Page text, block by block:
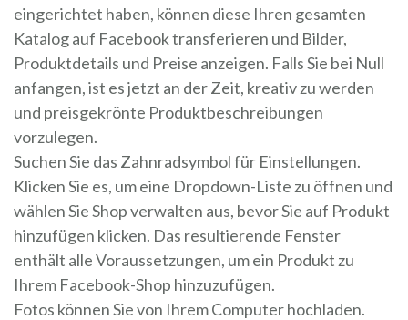
eingerichtet haben, können diese Ihren gesamten
Katalog auf Facebook transferieren und Bilder,
Produktdetails und Preise anzeigen. Falls Sie bei Null
anfangen, ist es jetzt an der Zeit, kreativ zu werden
und preisgekrönte Produktbeschreibungen
vorzulegen.
Suchen Sie das Zahnradsymbol für Einstellungen.
Klicken Sie es, um eine Dropdown-Liste zu öffnen und
wählen Sie Shop verwalten aus, bevor Sie auf Produkt
hinzufügen klicken. Das resultierende Fenster
enthält alle Voraussetzungen, um ein Produkt zu
Ihrem Facebook-Shop hinzuzufügen.
Fotos können Sie von Ihrem Computer hochladen.